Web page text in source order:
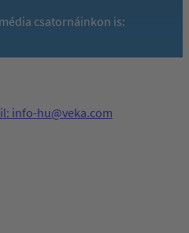
csatornáinkon is:
info-hu@veka.com